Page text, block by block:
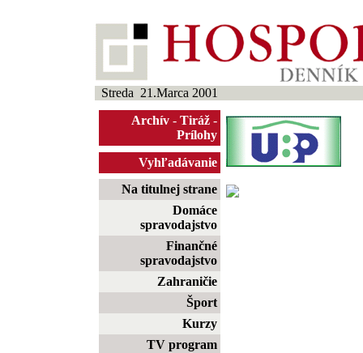
Streda 21.Marca 2001
Archív - Tiráž -
Prílohy
Vyhľadávanie
Na titulnej strane
Domáce
spravodajstvo
Finančné
spravodajstvo
Zahraničie
Šport
Kurzy
TV program